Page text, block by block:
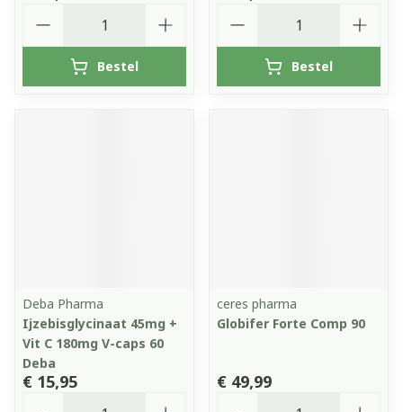
Bestel Bestel
Deba Pharma
Ijzebisglycinaat 45mg +
Vit C 180mg V-caps 60
Deba
€ 15,95
ceres pharma
Globifer Forte Comp 90
€ 49,99